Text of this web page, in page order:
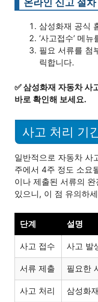
삼성화재 공식
‘사고접수’ 메
필요 서류를 첨
릭합니다.
✅삼성화재 자동차 사
바로 확인해 보세요.
사고 처리 기
일반적으로 자동차 사
주에서 4주 정도 소요
이나 제출된 서류의
있으니, 이 점 유의하
단계 설명
사고 접수 사고 발
서류 제출 필요한
사고 처리 삼성화